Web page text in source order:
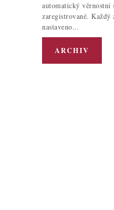
automatický věrnostní
zaregistrované. Každý
nastaveno...
ARCHIV